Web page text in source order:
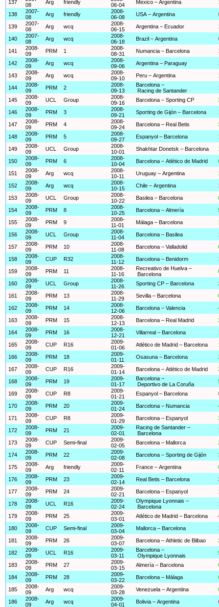
137
08
Arg friendly
06-04
Mexico – Argentina
138
2007-
08
Arg friendly
2008-
06-08
USA – Argentina
139
2007-
08
Arg wcq
2008-
06-15
Argentina – Ecuador
140
2007-
08
Arg wcq
2008-
06-18
Brazil – Argentina
141
2008-
09
PRM 1
2008-
08-31
Numancia – Barcelona
142
2008-
09
Arg wcq
2008-
09-06
Argentina – Paraguay
143
2008-
09
Arg wcq
2008-
09-10
Peru – Argentina
144
2008-
09
PRM 2
2008-
09-13
Barcelona –
Racing de Santander
145
2008-
09
UCL Group
2008-
09-16
Barcelona – Sporting CP
146
2008-
09
PRM 3
2008-
09-21
Sporting de Gijón – Barcelona
147
2008-
09
PRM 4
2008-
09-24
Barcelona – Real Betis
148
2008-
09
PRM 5
2008-
09-27
Espanyol – Barcelona
149
2008-
09
UCL Group
2008-
10-01
Shakhtar Donetsk – Barcelona
150
2008-
09
PRM 6
2008-
10-04
Barcelona – Atlético de Madrid
151
2008-
09
Arg wcq
2008-
10-11
Uruguay – Argentina
152
2008-
09
Arg wcq
2008-
10-15
Chile – Argentina
153
2008-
09
UCL Group
2008-
10-22
Basilea – Barcelona
154
2008-
09
PRM 8
2008-
10-25
Barcelona – Almería
155
2008-
09
PRM 9
2008-
11-01
Málaga – Barcelona
156
2008-
09
UCL Group
2008-
11-04
Barcelona – Basilea
157
2008-
09
PRM 10
2008-
11-08
Barcelona – Valladolid
158
2008-
09
CUP R32
2008-
11-12
Barcelona – Benidorm
159
2008-
09
PRM 11
2008-
11-16
Recreativo de Huelva –
Barcelona
160
2008-
09
UCL Group
2008-
11-26
Sporting CP – Barcelona
161
2008-
09
PRM 13
2008-
11-29
Sevilla – Barcelona
162
2008-
09
PRM 14
2008-
12-06
Barcelona – Valencia
163
2008-
09
PRM 15
2008-
12-13
Barcelona – Real Madrid
164
2008-
09
PRM 16
2008-
12-21
Villarreal – Barcelona
165
2008-
09
CUP R16
2009-
01-06
Atlético de Madrid – Barcelona
166
2008-
09
PRM 18
2009-
01-11
Osasuna – Barcelona
167
2008-
09
CUP R16
2009-
01-14
Barcelona – Atlético de Madrid
168
2008-
09
PRM 19
2009-
01-17
Barcelona –
Deportivo de La Coruña
169
2008-
09
CUP R8
2009-
01-21
Espanyol – Barcelona
170
2008-
09
PRM 20
2009-
01-24
Barcelona – Numancia
171
2008-
09
CUP R8
2009-
01-29
Barcelona – Espanyol
172
2008-
09
PRM 21
2009-
02-01
Racing de Santander –
Barcelona
173
2008-
09
CUP Semi-final
2009-
02-05
Barcelona – Mallorca
174
2008-
09
PRM 22
2009-
02-08
Barcelona – Sporting de Gijón
175
2008-
09
Arg friendly
2009-
02-11
France – Argentina
176
2008-
09
PRM 23
2009-
02-14
Real Betis – Barcelona
177
2008-
09
PRM 24
2009-
02-21
Barcelona – Espanyol
178
2008-
09
UCL R16
2009-
02-24
Olympique Lyonnais –
Barcelona
179
2008-
09
PRM 25
2009-
03-01
Atlético de Madrid – Barcelona
180
2008-
09
CUP Semi-final
2009-
03-04
Mallorca – Barcelona
181
2008-
09
PRM 26
2009-
03-07
Barcelona – Athletic de Bilbao
182
2008-
09
UCL R16
2009-
03-11
Barcelona –
Olympique Lyonnais
183
2008-
09
PRM 27
2009-
03-15
Almería – Barcelona
184
2008-
09
PRM 28
2009-
03-22
Barcelona – Málaga
185
2008-
09
Arg wcq
2009-
03-28
Venezuela – Argentina
186
2008-
09
Arg wcq
2009-
04-01
Bolivia – Argentina